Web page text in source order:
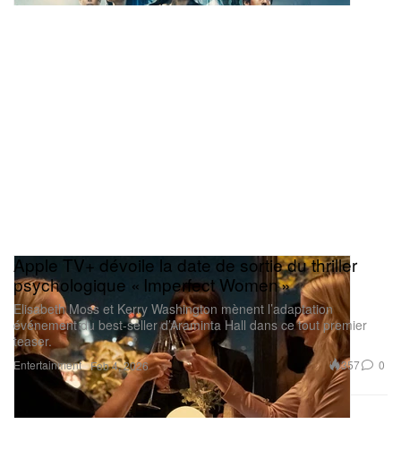
Entertainment
Apple TV+ dévoile la date de sortie du thriller
psychologique « Imperfect Women »
Elisabeth Moss et Kerry Washington mènent l’adaptation
événement du best-seller d’Araminta Hall dans ce tout premier
teaser.
Feb 4, 2026 357 0